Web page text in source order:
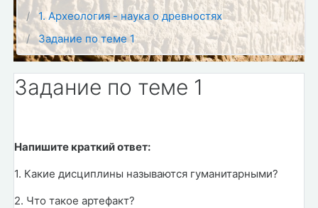
1. Археология - наука о древностях
Задание по теме 1
Задание по теме 1
Напишите краткий ответ:
1. Какие дисциплины называются гуманитарными?
2. Что такое артефакт?